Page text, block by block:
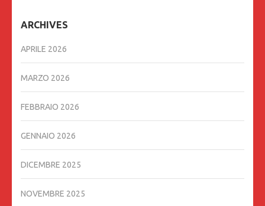
ARCHIVES
APRILE 2026
MARZO 2026
FEBBRAIO 2026
GENNAIO 2026
DICEMBRE 2025
NOVEMBRE 2025